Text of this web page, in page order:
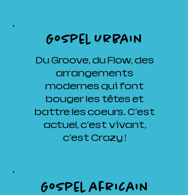
Gospel Urbain
Du Groove, du Flow, des
arrangements
modernes qui font
bouger les têtes et
battre les coeurs. C'est
actuel, c'est vivant,
c'est Crazy !
Gospel africain